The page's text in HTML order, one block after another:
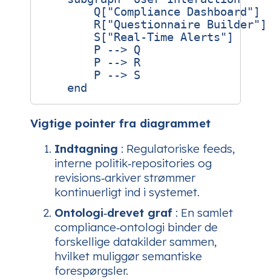
        Q["Compliance Dashboard"]
        R["Questionnaire Builder"]
        S["Real‑Time Alerts"]
        P --> Q
        P --> R
        P --> S
Vigtige pointer fra diagrammet
Indtagning : Regulatoriske feeds,
interne politik‑repositories og
revisions‑arkiver strømmer
kontinuerligt ind i systemet.
Ontologi‑drevet graf : En samlet
compliance‑ontologi binder de
forskellige datakilder sammen,
hvilket muliggør semantiske
forespørgsler.